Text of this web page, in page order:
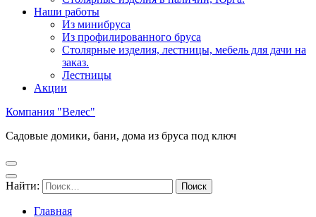
Наши работы
Из минибруса
Из профилированного бруса
Столярные изделия, лестницы, мебель для дачи на
заказ.
Лестницы
Акции
Компания "Велес"
Садовые домики, бани, дома из бруса под ключ
Найти:
Главная